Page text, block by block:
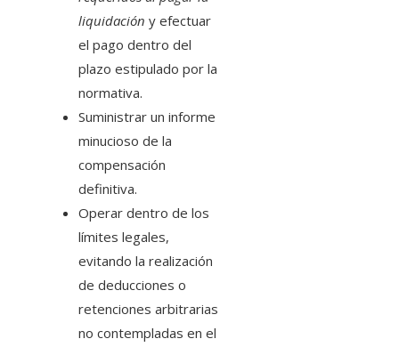
liquidación y efectuar
el pago dentro del
plazo estipulado por la
normativa.
Suministrar un informe
minucioso de la
compensación
definitiva.
Operar dentro de los
límites legales,
evitando la realización
de deducciones o
retenciones arbitrarias
no contempladas en el